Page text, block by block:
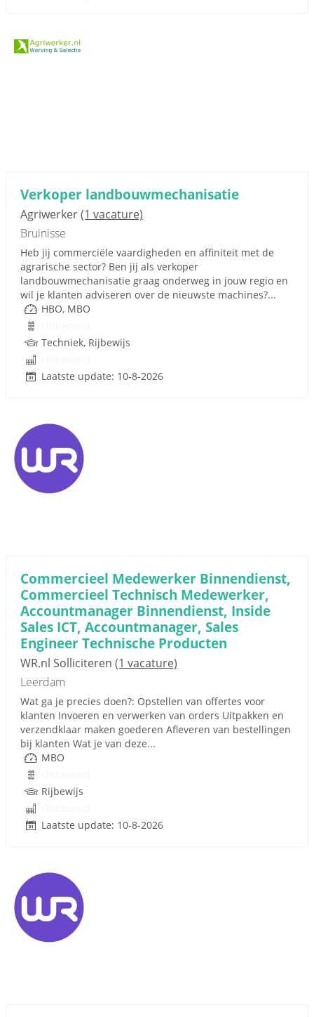
Verkoper landbouwmechanisatie
Agriwerker(1 vacature)
Bruinisse
Heb jij commerciële vaardigheden en affiniteit met de
agrarische sector? Ben jij als verkoper
landbouwmechanisatie graag onderweg in jouw regio en
wil je klanten adviseren over de nieuwste machines?...
HBO, MBO
Techniek, Rijbewijs
Laatste update: 10-8-2026
Commercieel Medewerker Binnendienst,
Commercieel Technisch Medewerker,
Accountmanager Binnendienst, Inside
Sales ICT, Accountmanager, Sales
Engineer Technische Producten
WR.nl Solliciteren (1 vacature)
Leerdam
Wat ga je precies doen?: Opstellen van offertes voor
klanten Invoeren en verwerken van orders Uitpakken en
verzendklaar maken goederen Afleveren van bestellingen
bij klanten Wat je van deze...
MBO
Rijbewijs
Laatste update: 10-8-2026